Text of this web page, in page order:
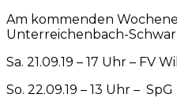
Am kommenden
Unterreichenbach-
Sa. 21.09.19 – 17 Uhr – FV
So. 22.09.19 – 13 Uhr –